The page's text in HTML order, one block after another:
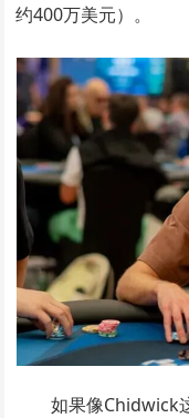
约400万美元）。
如果像Chidwick